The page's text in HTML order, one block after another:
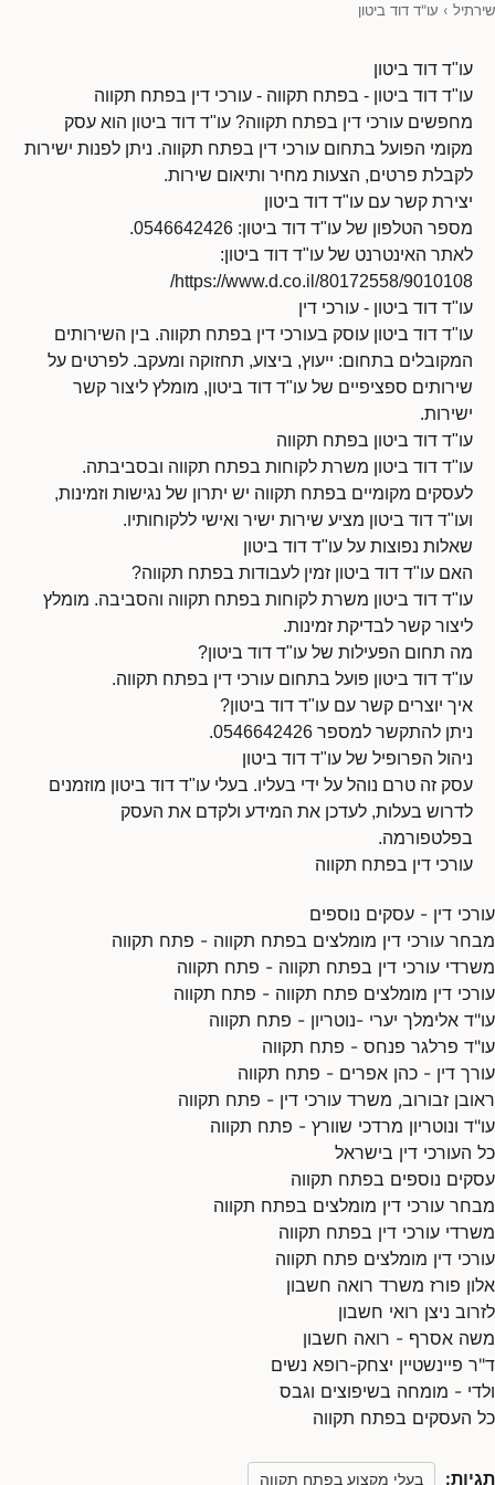
שירתיל › עו"ד דוד ביטון
עו"ד דוד ביטון
עו"ד דוד ביטון - בפתח תקווה - עורכי דין בפתח תקווה
מחפשים עורכי דין בפתח תקווה? עו"ד דוד ביטון הוא עסק
מקומי הפועל בתחום עורכי דין בפתח תקווה. ניתן לפנות ישירות
לקבלת פרטים, הצעות מחיר ותיאום שירות.
יצירת קשר עם עו"ד דוד ביטון
מספר הטלפון של עו"ד דוד ביטון: 0546642426.
לאתר האינטרנט של עו"ד דוד ביטון:
https://www.d.co.il/80172558/9010108/
עו"ד דוד ביטון - עורכי דין
עו"ד דוד ביטון עוסק בעורכי דין בפתח תקווה. בין השירותים
המקובלים בתחום: ייעוץ, ביצוע, תחזוקה ומעקב. לפרטים על
שירותים ספציפיים של עו"ד דוד ביטון, מומלץ ליצור קשר
ישירות.
עו"ד דוד ביטון בפתח תקווה
עו"ד דוד ביטון משרת לקוחות בפתח תקווה ובסביבתה.
לעסקים מקומיים בפתח תקווה יש יתרון של נגישות וזמינות,
ועו"ד דוד ביטון מציע שירות ישיר ואישי ללקוחותיו.
שאלות נפוצות על עו"ד דוד ביטון
האם עו"ד דוד ביטון זמין לעבודות בפתח תקווה?
עו"ד דוד ביטון משרת לקוחות בפתח תקווה והסביבה. מומלץ
ליצור קשר לבדיקת זמינות.
מה תחום הפעילות של עו"ד דוד ביטון?
עו"ד דוד ביטון פועל בתחום עורכי דין בפתח תקווה.
איך יוצרים קשר עם עו"ד דוד ביטון?
ניתן להתקשר למספר 0546642426.
ניהול הפרופיל של עו"ד דוד ביטון
עסק זה טרם נוהל על ידי בעליו. בעלי עו"ד דוד ביטון מוזמנים
לדרוש בעלות, לעדכן את המידע ולקדם את העסק
בפלטפורמה.
עורכי דין בפתח תקווה
עורכי דין - עסקים נוספים
מבחר עורכי דין מומלצים בפתח תקווה - פתח תקווה
משרדי עורכי דין בפתח תקווה - פתח תקווה
עורכי דין מומלצים פתח תקווה - פתח תקווה
עו"ד אלימלך יערי -נוטריון - פתח תקווה
עו"ד פרלגר פנחס - פתח תקווה
עורך דין - כהן אפרים - פתח תקווה
ראובן זבורוב, משרד עורכי דין - פתח תקווה
עו"ד ונוטריון מרדכי שוורץ - פתח תקווה
כל העורכי דין בישראל
עסקים נוספים בפתח תקווה
מבחר עורכי דין מומלצים בפתח תקווה
משרדי עורכי דין בפתח תקווה
עורכי דין מומלצים פתח תקווה
אלון פורז משרד רואה חשבון
לזרוב ניצן רואי חשבון
משה אסרף - רואה חשבון
ד"ר פיינשטיין יצחק-רופא נשים
ולדי - מומחה בשיפוצים וגבס
כל העסקים בפתח תקווה
תגיות: בעלי מקצוע בפתח תקווה